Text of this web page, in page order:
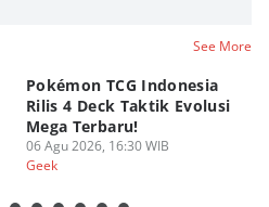
See More
Pokémon TCG Indonesia
Rilis 4 Deck Taktik Evolusi
Mega Terbaru!
06 Agu 2026, 16:30 WIB
Geek